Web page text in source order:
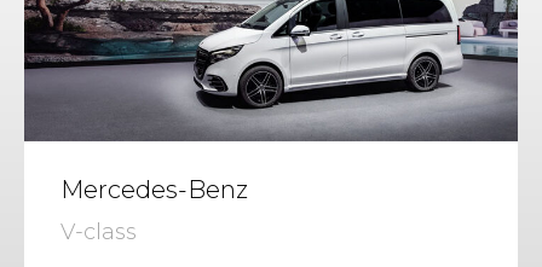
Mercedes-Benz
V-class